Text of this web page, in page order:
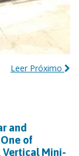
Leer Próximo
and
of
Vertical Mini-